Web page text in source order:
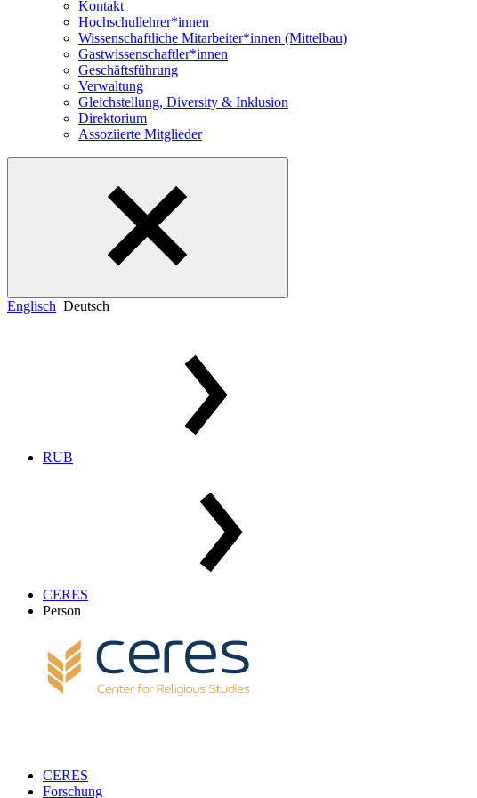
Kontakt
Hochschullehrer*innen
Wissenschaftliche Mitarbeiter*innen (Mittelbau)
Gastwissenschaftler*innen
Geschäftsführung
Verwaltung
Gleichstellung, Diversity & Inklusion
Direktorium
Assoziierte Mitglieder
Englisch Deutsch
RUB
CERES
Person
CERES
Forschung